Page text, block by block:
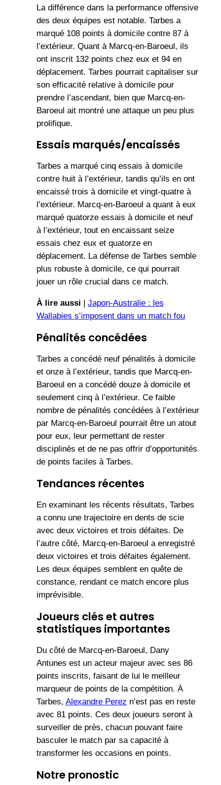
La différence dans la performance offensive
des deux équipes est notable. Tarbes a
marqué 108 points à domicile contre 87 à
l’extérieur. Quant à Marcq-en-Baroeul, ils
ont inscrit 132 points chez eux et 94 en
déplacement. Tarbes pourrait capitaliser sur
son efficacité relative à domicile pour
prendre l’ascendant, bien que Marcq-en-
Baroeul ait montré une attaque un peu plus
prolifique.
Essais marqués/encaissés
Tarbes a marqué cinq essais à domicile
contre huit à l’extérieur, tandis qu’ils en ont
encaissé trois à domicile et vingt-quatre à
l’extérieur. Marcq-en-Baroeul a quant à eux
marqué quatorze essais à domicile et neuf
à l’extérieur, tout en encaissant seize
essais chez eux et quatorze en
déplacement. La défense de Tarbes semble
plus robuste à domicile, ce qui pourrait
jouer un rôle crucial dans ce match.
À lire aussi
Japon-Australie : les
Wallabies s’imposent dans un match fou
Pénalités concédées
Tarbes a concédé neuf pénalités à domicile
et onze à l’extérieur, tandis que Marcq-en-
Baroeul en a concédé douze à domicile et
seulement cinq à l’extérieur. Ce faible
nombre de pénalités concédées à l’extérieur
par Marcq-en-Baroeul pourrait être un atout
pour eux, leur permettant de rester
disciplinés et de ne pas offrir d’opportunités
de points faciles à Tarbes.
Tendances récentes
En examinant les récents résultats, Tarbes
a connu une trajectoire en dents de scie
avec deux victoires et trois défaites. De
l’autre côté, Marcq-en-Baroeul a enregistré
deux victoires et trois défaites également.
Les deux équipes semblent en quête de
constance, rendant ce match encore plus
imprévisible.
Joueurs clés et autres
statistiques importantes
Du côté de Marcq-en-Baroeul, Dany
Antunes est un acteur majeur avec ses 86
points inscrits, faisant de lui le meilleur
marqueur de points de la compétition. À
Tarbes, Alexandre Perez n’est pas en reste
avec 81 points. Ces deux joueurs seront à
surveiller de près, chacun pouvant faire
basculer le match par sa capacité à
transformer les occasions en points.
Notre pronostic